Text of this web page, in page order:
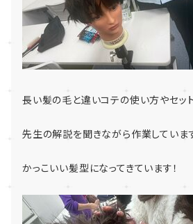
長い髪の毛と違いコテの使い方やセッ
先生の解説を聞きながら作業していま
かっこいい髪型になってきています！